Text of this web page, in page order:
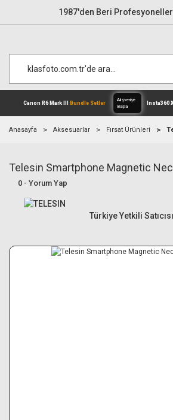
1987'den Beri
Canon R6 Mark IIIBundle
Anasayfa Aksesuarlar Fırsat Ürünleri
Telesin Smartphone Magnetic
0 - Yorum Yap
Türkiye Yetkili Satıcısı